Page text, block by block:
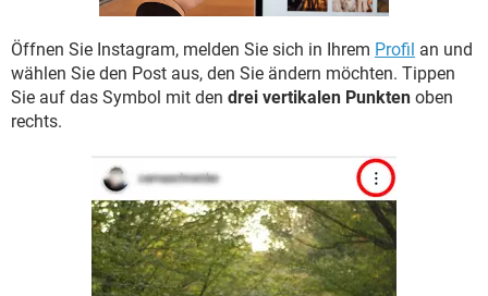
Öffnen Sie Instagram, melden Sie sich in Ihrem Profil an und
wählen Sie den Post aus, den Sie ändern möchten. Tippen
Sie auf das Symbol mit den drei vertikalen Punkten oben
rechts.